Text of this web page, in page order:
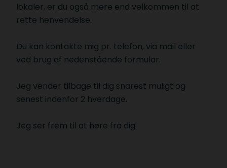
lokaler, er du også mere end velkommen til at
rette henvendelse.
Du kan kontakte mig pr. telefon, via mail eller
ved brug af nedenstående formular.
Jeg vender tilbage til dig snarest muligt og
senest indenfor 2 hverdage.
Jeg ser frem til at høre fra dig.